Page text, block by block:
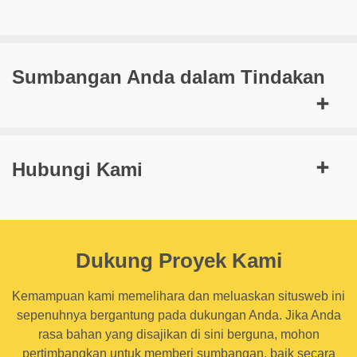
Sumbangan Anda dalam Tindakan
Hubungi Kami
Dukung Proyek Kami
Kemampuan kami memelihara dan meluaskan situsweb ini
sepenuhnya bergantung pada dukungan Anda. Jika Anda
rasa bahan yang disajikan di sini berguna, mohon
pertimbangkan untuk memberi sumbangan, baik secara